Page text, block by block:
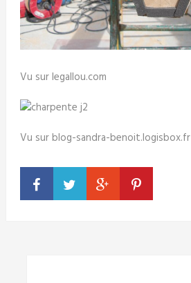
Vu sur legallou.com
Vu sur blog-sandra-benoit.logisbox.fr